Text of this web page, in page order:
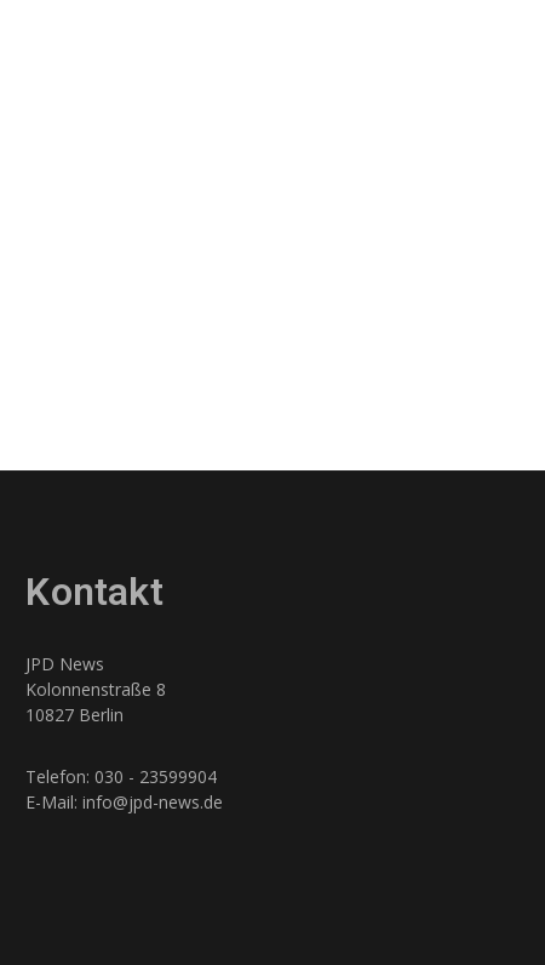
Kontakt
JPD News
Kolonnenstraße 8
10827 Berlin
Telefon: 030 - 23599904
E-Mail: info@jpd-news.de